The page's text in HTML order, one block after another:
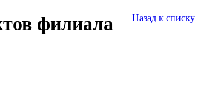
Назад к списку
филиала